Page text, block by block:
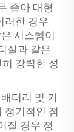
좁아 대형
러한 경우
시스템이
실과 같은
강력한 성
터리 및 기
정기적인 점
질 경우 정